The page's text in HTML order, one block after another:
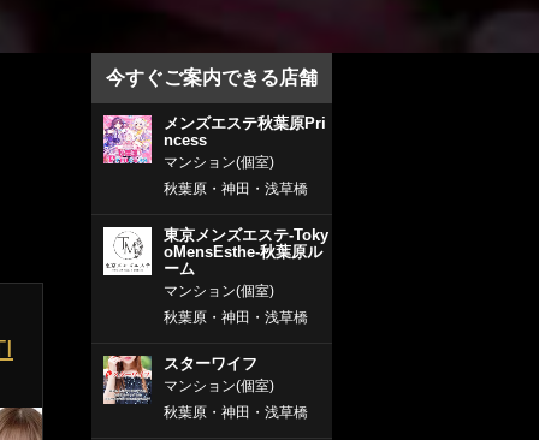
今すぐご案内できる店舗
メンズエステ秋葉原Pri
ncess
マンション(個室)
秋葉原・神田・浅草橋
東京メンズエステ-Toky
oMensEsthe-秋葉原ル
ーム
マンション(個室)
秋葉原・神田・浅草橋
スターワイフ
マンション(個室)
秋葉原・神田・浅草橋